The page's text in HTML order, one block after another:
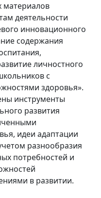
материалов
деятельности
инновационного
содержания
личностного
с
здоровья».
инструменты
развития
идеи адаптации
разнообразия
потребностей и
в развитии.